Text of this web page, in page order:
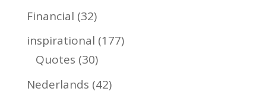
Financial (32)
inspirational (177)
Quotes (30)
Nederlands (42)